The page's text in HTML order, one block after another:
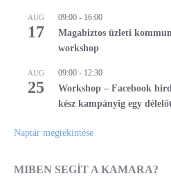
AUG
17
09:00 - 16:00
Magabiztos üzleti
workshop
AUG
25
09:00 - 12:30
Workshop – Facebook
kész kampányig egy
Naptár megtekintése
MIBEN SEGÍT A KAMARA?